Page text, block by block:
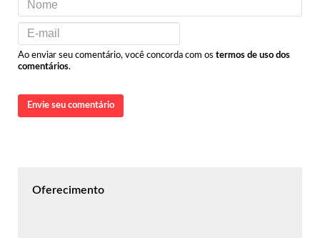
Ao enviar seu comentário, você concorda com os termos de uso dos
comentários.
Envie seu comentário
Oferecimento